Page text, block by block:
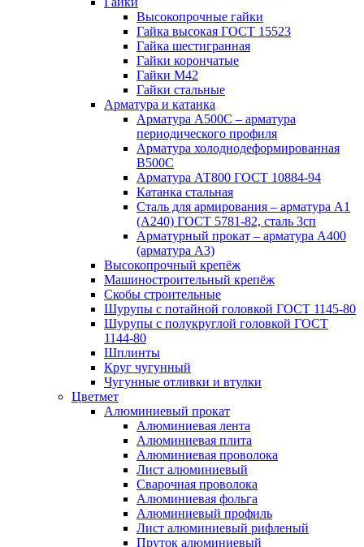
Высокопрочные гайки
Гайка высокая ГОСТ 15523
Гайка шестигранная
Гайки корончатые
Гайки М42
Гайки стальные
Арматура и катанка
Арматура А500С – арматура
периодического профиля
Арматура холоднодеформированная
В500С
Арматура АТ800 ГОСТ 10884-94
Катанка стальная
Сталь для армирования – арматура А1
(А240) ГОСТ 5781-82, сталь 3сп
Арматурный прокат – арматура А400
(арматура А3)
Высокопрочный крепёж
Машиностроительный крепёж
Скобы строительные
Шурупы с потайной головкой ГОСТ 1145-80
Шурупы с полукруглой головкой ГОСТ
1144-80
Шплинты
Круг чугунный
Чугунные отливки и втулки
Цветмет
Алюминиевый прокат
Алюминиевая лента
Алюминиевая плита
Алюминиевая проволока
Лист алюминиевый
Сварочная проволока
Алюминиевая фольга
Алюминиевый профиль
Лист алюминиевый рифленый
Пруток алюминиевый